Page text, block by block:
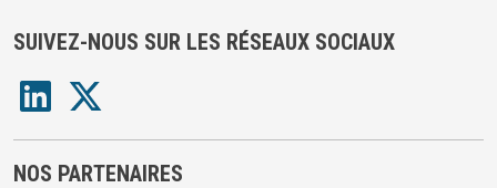
SUIVEZ-NOUS SUR LES RÉSEAUX SOCIAUX
NOS PARTENAIRES